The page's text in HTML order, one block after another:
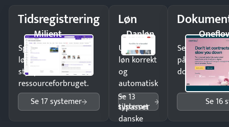
Tidsregistrering
Milient
Spar tid på
lønberegning og få
styr på
ressourceforbruget.
Se 17 systemer
Løn
Danløn
Udbetal
løn korrekt
og
automatisk
—
tilpasset
danske
Se 13
systemer
Send
på minutter
dokumenter.
Se 16